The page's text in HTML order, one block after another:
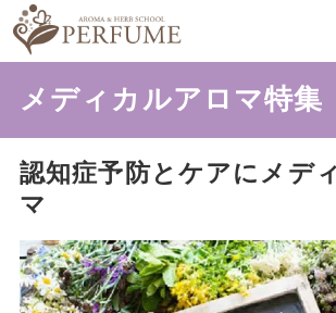
メディカルアロマ特集
認知症予防とケアにメデ
マ